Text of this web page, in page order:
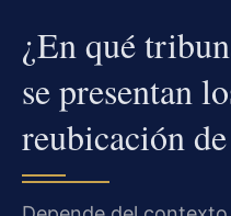
¿En qué
se presentan
reubicación